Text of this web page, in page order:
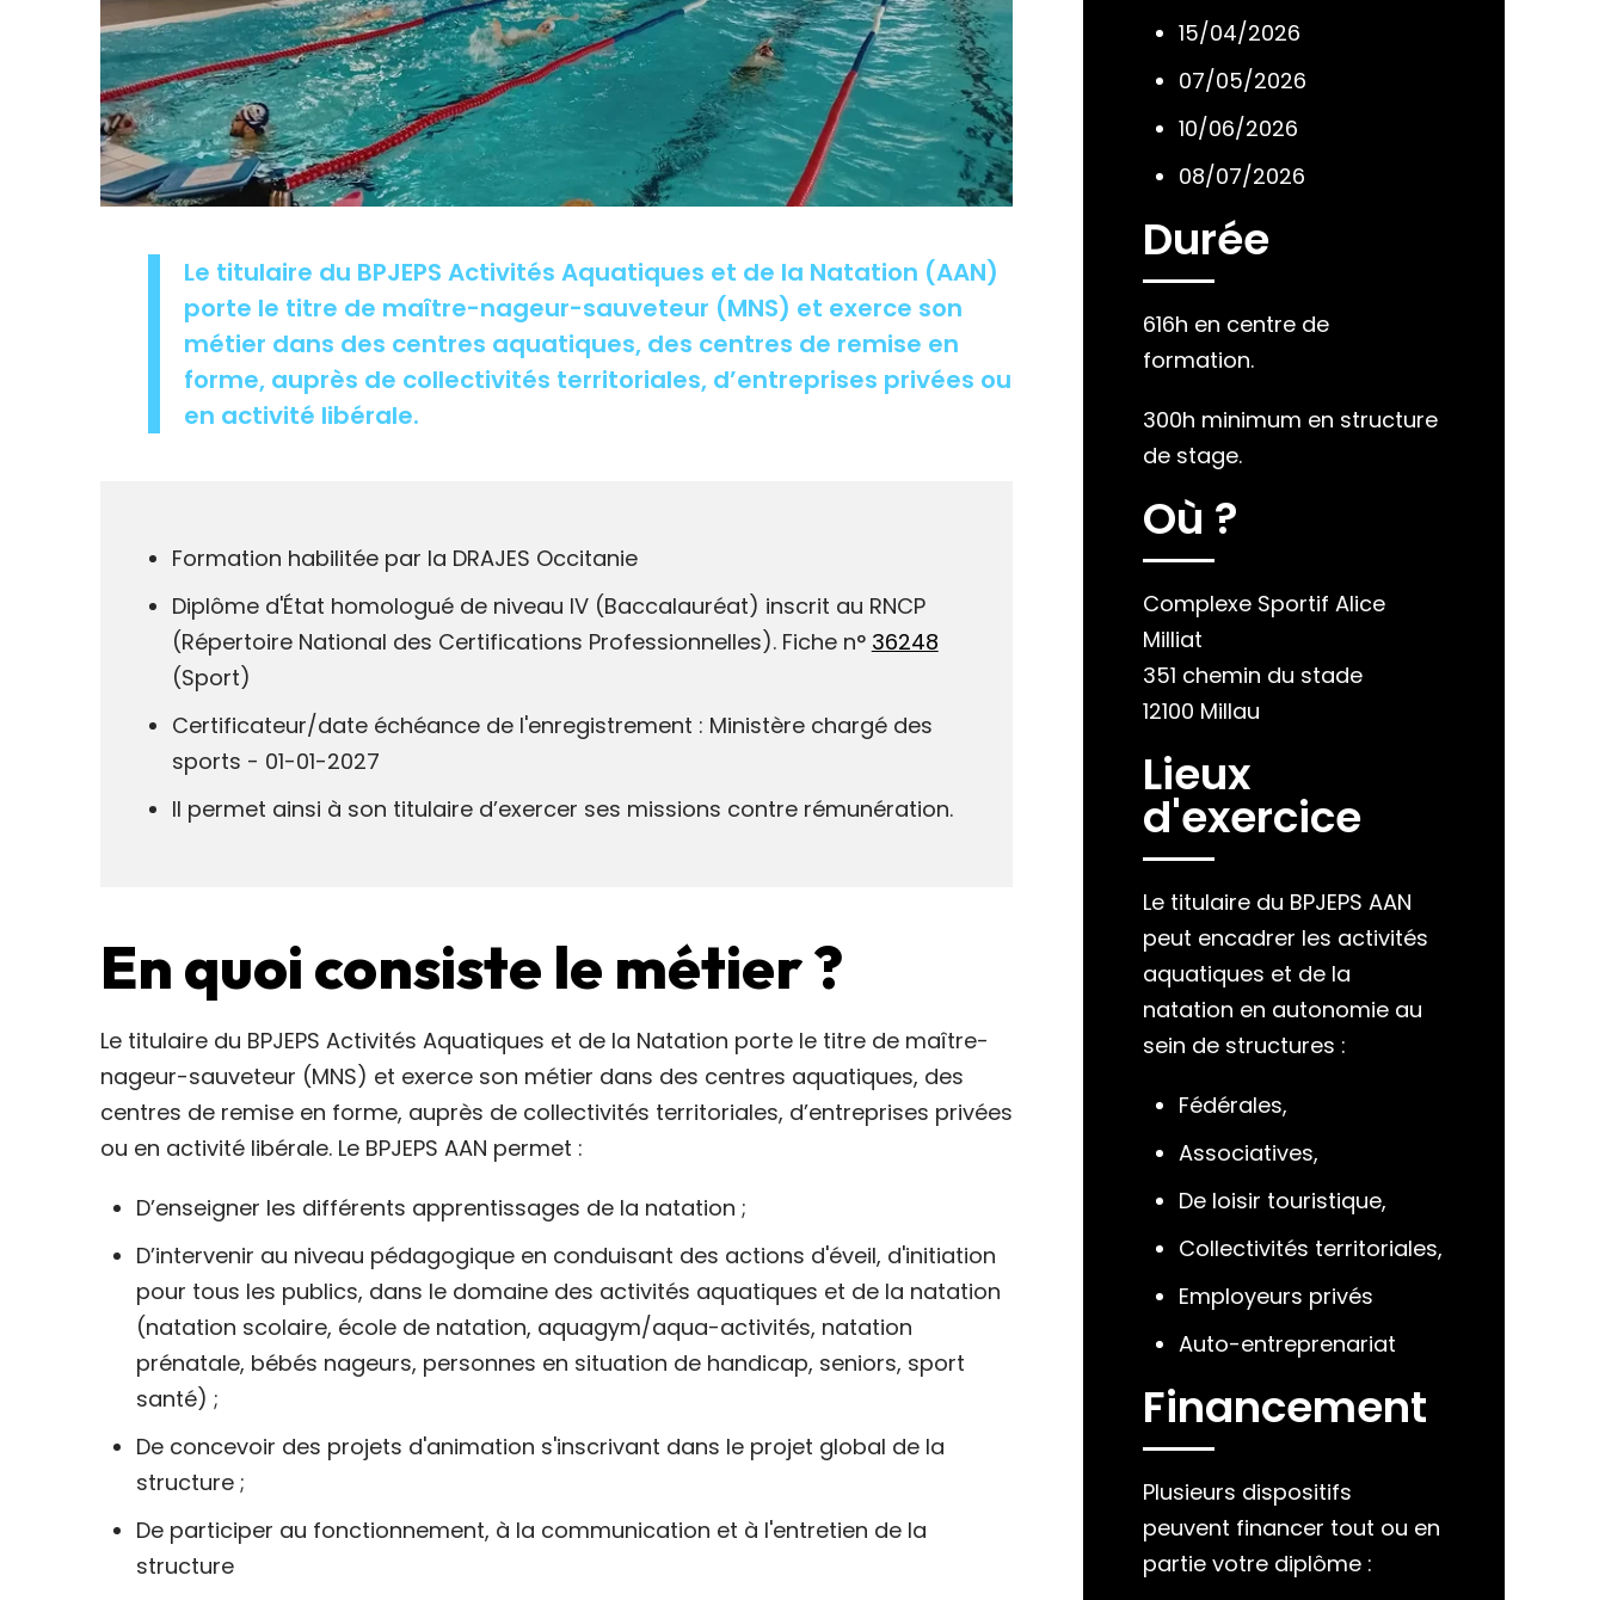
Le titulaire du BPJEPS Activités Aquatiques et de la Natation (AAN)
porte le titre de maître-nageur-sauveteur (MNS) et exerce son
métier dans des centres aquatiques, des centres de remise en
forme, auprès de collectivités territoriales, d’entreprises privées ou
en activité libérale.
Formation habilitée par la DRAJES Occitanie
Diplôme d'État homologué de niveau IV (Baccalauréat) inscrit au RNCP
(Répertoire National des Certifications Professionnelles). Fiche n° 36248
(Sport)
Certificateur/date échéance de l'enregistrement : Ministère chargé des
sports - 01-01-2027
Il permet ainsi à son titulaire d’exercer ses missions contre rémunération.
En quoi consiste le métier ?
Le titulaire du BPJEPS Activités Aquatiques et de la Natation porte le titre de maître-
nageur-sauveteur (MNS) et exerce son métier dans des centres aquatiques, des
centres de remise en forme, auprès de collectivités territoriales, d’entreprises privées
ou en activité libérale. Le BPJEPS AAN permet :
D’enseigner les différents apprentissages de la natation ;
D’intervenir au niveau pédagogique en conduisant des actions d'éveil, d'initiation
pour tous les publics, dans le domaine des activités aquatiques et de la natation
(natation scolaire, école de natation, aquagym/aqua-activités, natation
prénatale, bébés nageurs, personnes en situation de handicap, seniors, sport
santé) ;
De concevoir des projets d'animation s'inscrivant dans le projet global de la
structure ;
De participer au fonctionnement, à la communication et à l'entretien de la
structure
15/04/2026
07/05/2026
10/06/2026
08/07/2026
Durée
616h en centre de
formation.
300h minimum en structure
de stage.
Où ?
Complexe Sportif Alice
Milliat
351 chemin du stade
12100 Millau
Lieux
d'exercice
Le titulaire du BPJEPS AAN
peut encadrer les activités
aquatiques et de la
natation en autonomie au
sein de structures :
Fédérales,
Associatives,
De loisir touristique,
Collectivités territoriales,
Employeurs privés
Auto-entreprenariat
Financement
Plusieurs dispositifs
peuvent financer tout ou en
partie votre diplôme :